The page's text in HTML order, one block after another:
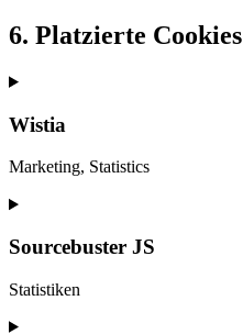
6. Platzierte Cookies
Wistia
Marketing, Statistics
Consent
service
Sourcebuster JS
Statistiken
Consent